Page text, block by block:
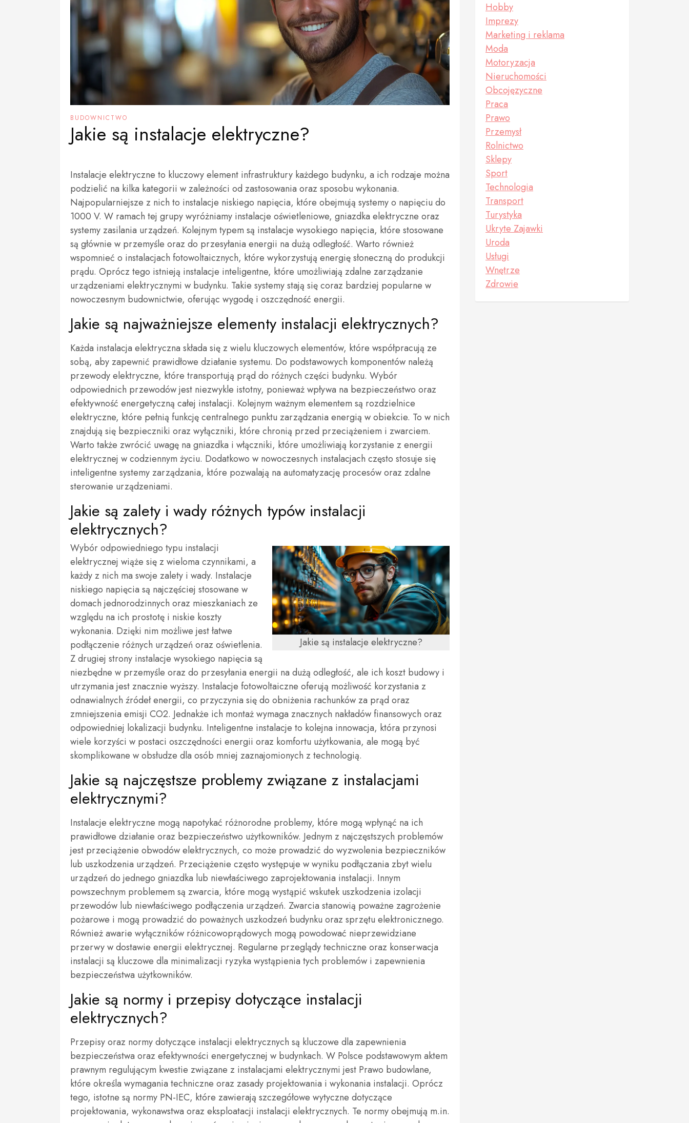
BUDOWNICTWO
Jakie są instalacje elektryczne?
Instalacje elektryczne to kluczowy element infrastruktury każdego budynku, a ich rodzaje można
podzielić na kilka kategorii w zależności od zastosowania oraz sposobu wykonania.
Najpopularniejsze z nich to instalacje niskiego napięcia, które obejmują systemy o napięciu do
1000 V. W ramach tej grupy wyróżniamy instalacje oświetleniowe, gniazdka elektryczne oraz
systemy zasilania urządzeń. Kolejnym typem są instalacje wysokiego napięcia, które stosowane
są głównie w przemyśle oraz do przesyłania energii na dużą odległość. Warto również
wspomnieć o instalacjach fotowoltaicznych, które wykorzystują energię słoneczną do produkcji
prądu. Oprócz tego istnieją instalacje inteligentne, które umożliwiają zdalne zarządzanie
urządzeniami elektrycznymi w budynku. Takie systemy stają się coraz bardziej popularne w
nowoczesnym budownictwie, oferując wygodę i oszczędność energii.
Jakie są najważniejsze elementy instalacji elektrycznych?
Każda instalacja elektryczna składa się z wielu kluczowych elementów, które współpracują ze
sobą, aby zapewnić prawidłowe działanie systemu. Do podstawowych komponentów należą
przewody elektryczne, które transportują prąd do różnych części budynku. Wybór
odpowiednich przewodów jest niezwykle istotny, ponieważ wpływa na bezpieczeństwo oraz
efektywność energetyczną całej instalacji. Kolejnym ważnym elementem są rozdzielnice
elektryczne, które pełnią funkcję centralnego punktu zarządzania energią w obiekcie. To w nich
znajdują się bezpieczniki oraz wyłączniki, które chronią przed przeciążeniem i zwarciem.
Warto także zwrócić uwagę na gniazdka i włączniki, które umożliwiają korzystanie z energii
elektrycznej w codziennym życiu. Dodatkowo w nowoczesnych instalacjach często stosuje się
inteligentne systemy zarządzania, które pozwalają na automatyzację procesów oraz zdalne
sterowanie urządzeniami.
Jakie są zalety i wady różnych typów instalacji
elektrycznych?
Jakie są instalacje elektryczne?
Wybór odpowiedniego typu instalacji
elektrycznej wiąże się z wieloma czynnikami, a
każdy z nich ma swoje zalety i wady. Instalacje
niskiego napięcia są najczęściej stosowane w
domach jednorodzinnych oraz mieszkaniach ze
względu na ich prostotę i niskie koszty
wykonania. Dzięki nim możliwe jest łatwe
podłączenie różnych urządzeń oraz oświetlenia.
Z drugiej strony instalacje wysokiego napięcia są
niezbędne w przemyśle oraz do przesyłania energii na dużą odległość, ale ich koszt budowy i
utrzymania jest znacznie wyższy. Instalacje fotowoltaiczne oferują możliwość korzystania z
odnawialnych źródeł energii, co przyczynia się do obniżenia rachunków za prąd oraz
zmniejszenia emisji CO2. Jednakże ich montaż wymaga znacznych nakładów finansowych oraz
odpowiedniej lokalizacji budynku. Inteligentne instalacje to kolejna innowacja, która przynosi
wiele korzyści w postaci oszczędności energii oraz komfortu użytkowania, ale mogą być
skomplikowane w obsłudze dla osób mniej zaznajomionych z technologią.
Jakie są najczęstsze problemy związane z instalacjami
elektrycznymi?
Instalacje elektryczne mogą napotykać różnorodne problemy, które mogą wpłynąć na ich
prawidłowe działanie oraz bezpieczeństwo użytkowników. Jednym z najczęstszych problemów
jest przeciążenie obwodów elektrycznych, co może prowadzić do wyzwolenia bezpieczników
lub uszkodzenia urządzeń. Przeciążenie często występuje w wyniku podłączania zbyt wielu
urządzeń do jednego gniazdka lub niewłaściwego zaprojektowania instalacji. Innym
powszechnym problemem są zwarcia, które mogą wystąpić wskutek uszkodzenia izolacji
przewodów lub niewłaściwego podłączenia urządzeń. Zwarcia stanowią poważne zagrożenie
pożarowe i mogą prowadzić do poważnych uszkodzeń budynku oraz sprzętu elektronicznego.
Również awarie wyłączników różnicowoprądowych mogą powodować nieprzewidziane
przerwy w dostawie energii elektrycznej. Regularne przeglądy techniczne oraz konserwacja
instalacji są kluczowe dla minimalizacji ryzyka wystąpienia tych problemów i zapewnienia
bezpieczeństwa użytkowników.
Jakie są normy i przepisy dotyczące instalacji
elektrycznych?
Przepisy oraz normy dotyczące instalacji elektrycznych są kluczowe dla zapewnienia
bezpieczeństwa oraz efektywności energetycznej w budynkach. W Polsce podstawowym aktem
prawnym regulującym kwestie związane z instalacjami elektrycznymi jest Prawo budowlane,
które określa wymagania techniczne oraz zasady projektowania i wykonania instalacji. Oprócz
tego, istotne są normy PN-IEC, które zawierają szczegółowe wytyczne dotyczące
projektowania, wykonawstwa oraz eksploatacji instalacji elektrycznych. Te normy obejmują m.in.
Hobby
Imprezy
Marketing i reklama
Moda
Motoryzacja
Nieruchomości
Obcojęzyczne
Praca
Prawo
Przemysł
Rolnictwo
Sklepy
Sport
Technologia
Transport
Turystyka
Ukryte Zajawki
Uroda
Usługi
Wnętrze
Zdrowie